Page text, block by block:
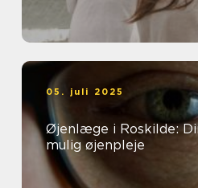
05. juli 2025
Øjenlæge i Roskilde:
mulig øjenpleje